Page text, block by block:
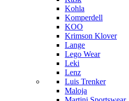
Kohla
Komperdell
KOO
Krimson Klover
Lange
Lego Wear
Leki
Lenz
Luis Trenker
Maloja